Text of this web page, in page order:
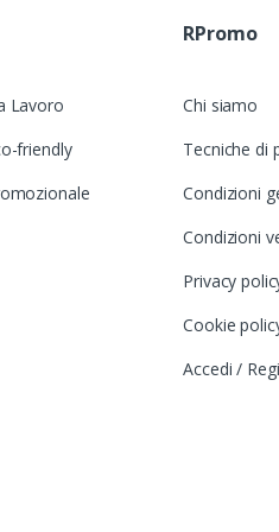
Lavoro
friendly
RPromo
Chi siamo
Tecniche di
Condizioni
Condizioni
Privacy
Cookie
Accedi /